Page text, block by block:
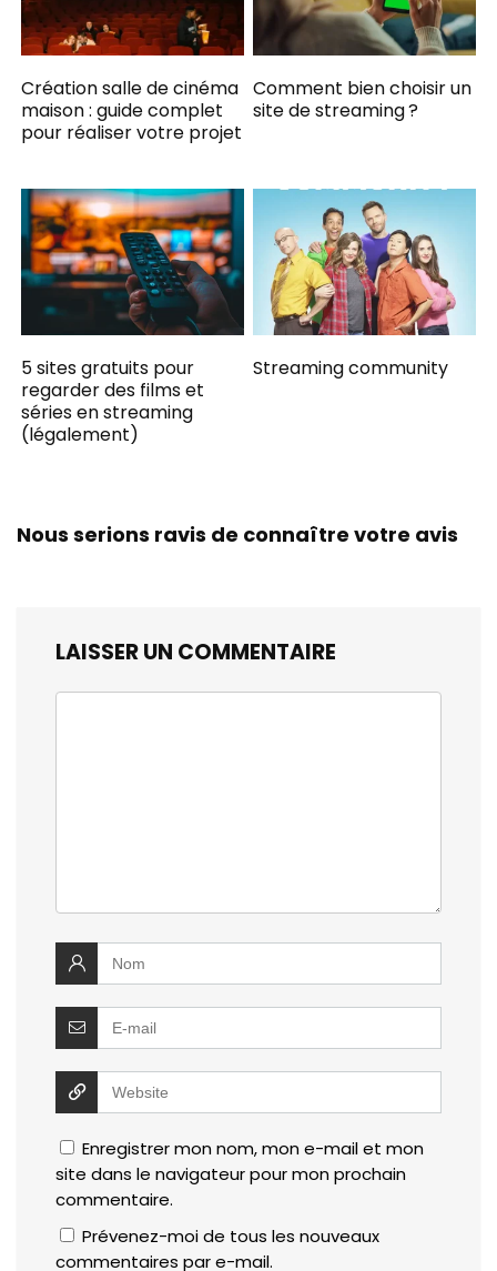
Création salle de cinéma
maison : guide complet
pour réaliser votre projet
Comment bien choisir un
site de streaming ?
5 sites gratuits pour
regarder des films et
séries en streaming
(légalement)
Streaming community
Nous serions ravis de connaître votre avis
LAISSER UN COMMENTAIRE
Enregistrer mon nom, mon e-mail et mon
site dans le navigateur pour mon prochain
commentaire.
Prévenez-moi de tous les nouveaux
commentaires par e-mail.